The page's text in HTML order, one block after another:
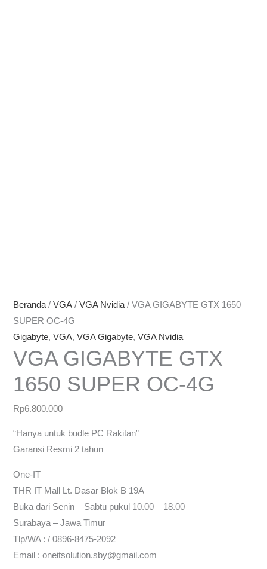
Beranda /VGA /VGA Nvidia / VGA GIGABYTE GTX 1650
SUPER OC-4G
Gigabyte,VGA,VGA Gigabyte,VGA Nvidia
VGA GIGABYTE GTX
1650 SUPER OC-4G
Rp6.800.000
“Hanya untuk budle PC Rakitan”
Garansi Resmi 2 tahun
One-IT
THR IT Mall Lt. Dasar Blok B 19A
Buka dari Senin – Sabtu pukul 10.00 – 18.00
Surabaya – Jawa Timur
Tlp/WA : / 0896-8475-2092
Email : oneitsolution.sby@gmail.com